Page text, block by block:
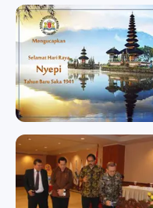
badan sertifikasi kadin
badan sertifikasi kadin
Memperingati Hari Raya
Nyepi Tahun Baru Saka
1941
Memperingati Hari Raya
Nyepi Tahun Baru Saka 1941